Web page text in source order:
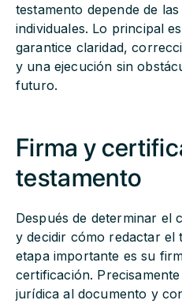
testamento depende de
individuales. Lo principal
garantice claridad,
y una ejecución sin
futuro.
Firma y
testamento
Después de determinar el
y decidir cómo redactar el
etapa importante es su
certificación.
jurídica al documento y